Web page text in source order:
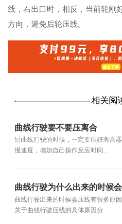
线，右出口时，相反，当前轮刚
方向，避免后轮压线。
相关阅
曲线行驶要不要压离合
过曲线行驶的时候，一定要压好离合
慢速度，增加自己操作反应时间...
曲线行驶为什么出来的时候
曲线行驶出来的时候会压线有很多原
关于曲线行驶压线的具体原因分...